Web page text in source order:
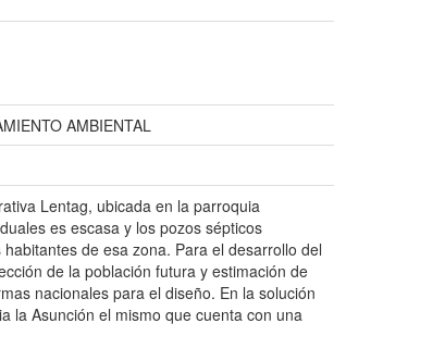
AMBIENTAL
Lentag, ubicada en la parroquia
es escasa y los pozos sépticos
de esa zona. Para el desarrollo del
de la población futura y estimación de
nacionales para el diseño. En la solución
la Asunción el mismo que cuenta con una